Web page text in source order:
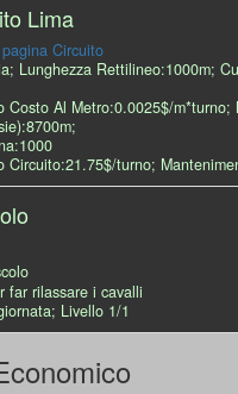
Lima
Circuito
Lunghezza Rettilineo:1000m;
Costo Al Metro:0.0025$/m*turno;
Circuito:21.75$/turno;
far rilassare i cavalli
Livello 1/1